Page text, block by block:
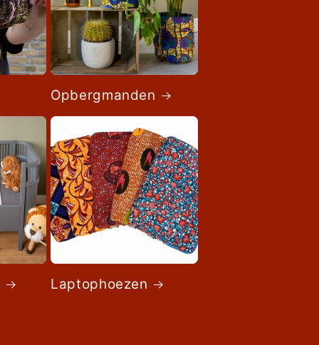
Opbergmanden
Laptophoezen